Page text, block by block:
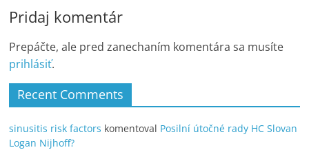
Pridaj komentár
Prepáčte, ale pred zanechaním komentára sa musíte
prihlásiť.
Recent Comments
sinusitis risk factors komentoval Posilní útočné rady HC Slovan
Logan Nijhoff?